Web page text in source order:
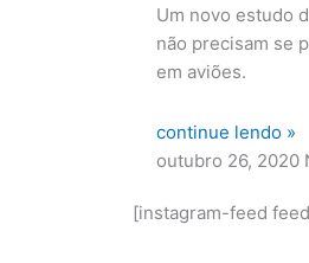
Um novo estudo
não precisam se
em aviões.
continue lendo »
outubro 26, 2020
[instagram-feed